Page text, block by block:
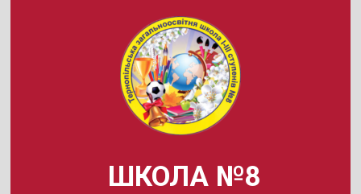
ШКОЛА №8